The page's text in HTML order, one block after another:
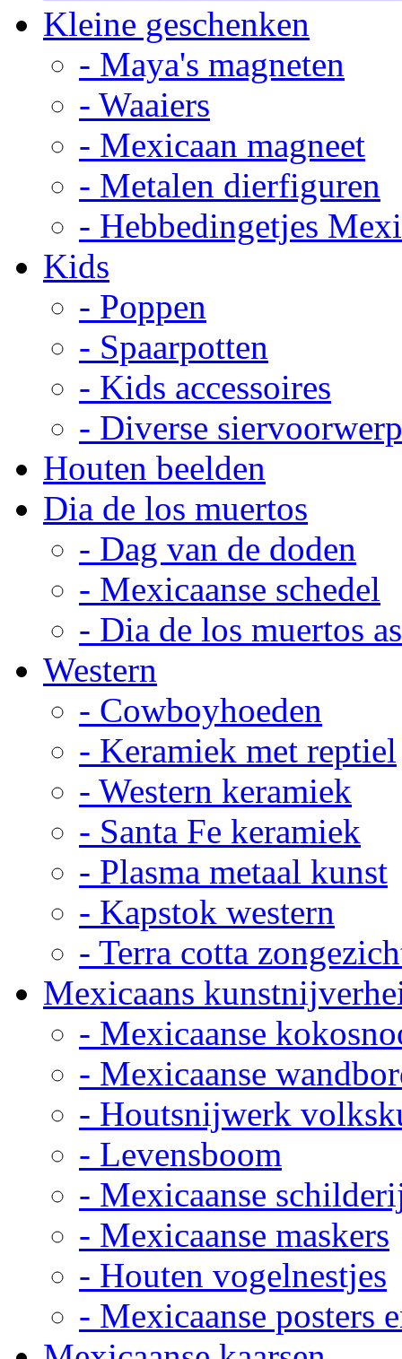
Kleine geschenken
- Maya's magneten
- Waaiers
- Mexicaan magneet
- Metalen dierfiguren
- Hebbedingetjes
Kids
- Poppen
- Spaarpotten
- Kids accessoires
- Diverse
Houten beelden
Dia de los muertos
- Dag van de doden
- Mexicaanse schedel
- Dia de los muertos
Western
- Cowboyhoeden
- Keramiek met reptiel
- Western keramiek
- Santa Fe keramiek
- Plasma metaal kunst
- Kapstok western
- Terra cotta
Mexicaans
- Mexicaanse
- Mexicaanse
- Houtsnijwerk
- Levensboom
- Mexicaanse
- Mexicaanse maskers
- Houten vogelnestjes
- Mexicaanse posters